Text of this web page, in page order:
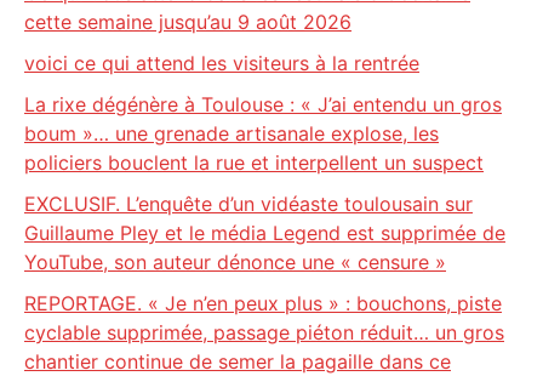
cette semaine jusqu’au 9 août 2026
voici ce qui attend les visiteurs à la rentrée
La rixe dégénère à Toulouse : « J’ai entendu un gros
boum »… une grenade artisanale explose, les
policiers bouclent la rue et interpellent un suspect
EXCLUSIF. L’enquête d’un vidéaste toulousain sur
Guillaume Pley et le média Legend est supprimée de
YouTube, son auteur dénonce une « censure »
REPORTAGE. « Je n’en peux plus » : bouchons, piste
cyclable supprimée, passage piéton réduit… un gros
chantier continue de semer la pagaille dans ce